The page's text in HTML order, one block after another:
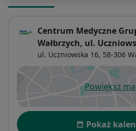
Centrum Medyczne
Wałbrzych, ul.
ul. Uczniowska 16, 58-306
Powiększ
Dostępność
Pokaż